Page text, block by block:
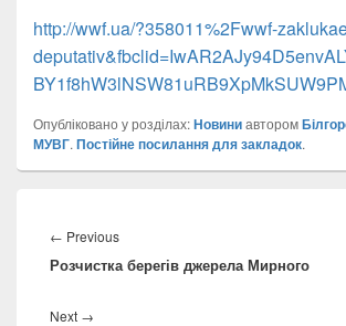
http://wwf.ua/?358011%2Fwwf-
Опубліковано у розділах:Новиниавтором
МУВГ. Постійне посилання для закладок.
записів
← PreviousPrevious
post:
Розчистка берегів джерела Мирного
Next →